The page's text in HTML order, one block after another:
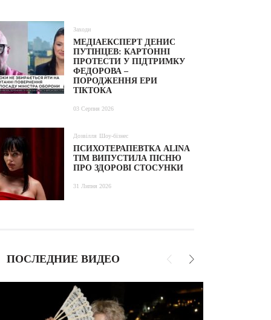
Заходи
МЕДІАЕКСПЕРТ ДЕНИС
ПУТІНЦЕВ: КАРТОННІ
ПРОТЕСТИ У ПІДТРИМКУ
ФЕДОРОВА –
ПОРОДЖЕННЯ ЕРИ
ТІКТОКА
03 Серпня 2026
Дозвілля Шоу-бізнес
ПСИХОТЕРАПЕВТКА ALINA
TIM ВИПУСТИЛА ПІСНЮ
ПРО ЗДОРОВІ СТОСУНКИ
31 Липня 2026
ПОСЛЕДНИЕ ВИДЕО